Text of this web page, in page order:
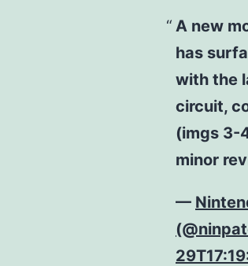
A new
has
with the
circuit,
(imgs 3-
minor
—